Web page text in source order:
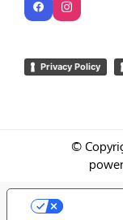
Privacy Policy
©
Le Tue